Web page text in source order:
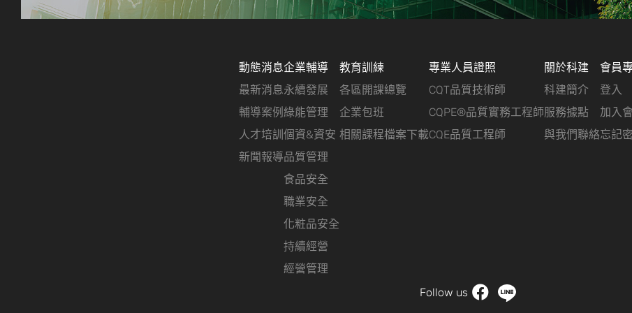
動態消息
最新消息
輔導案例
人才培訓
新聞報導
企業輔導
永續發展
綠能管理
個資&資安
品質管理
食品安全
職業安全
化粧品安全
持續經營
經營管理
教育訓練
各區開課總覽
企業包班
相關課程檔案下載
專業人員證照
CQT品質技術師
CQPE®品質實務工程師
CQE品質工程師
關於科建
科建簡介
服務據點
與我們聯絡
會員
登入
加入
忘記
Follow us